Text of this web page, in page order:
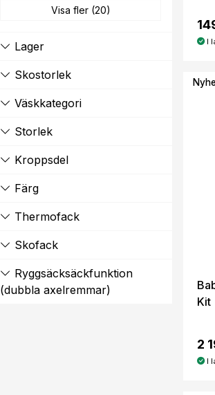
Visa fler (20)
Lager
Skostorlek
Väskkategori
Storlek
Kroppsdel
Färg
Thermofack
Skofack
Ryggsäcksäckfunktion
(dubbla axelremmar)
I
Kit
2
I